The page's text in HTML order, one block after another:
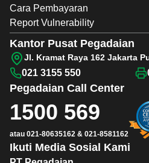
Cara Pembayaran
Report Vulnerability
Ikuti Media Sosial Kami
Pegadaian Call Center
1500 569
atau 021-80635162 & 021-8581162
Kantor Pusat Pegadaian
Jl. Kramat Raya 162 Jakarta
021 3155 550